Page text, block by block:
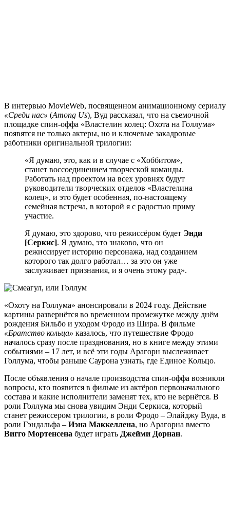
В интервью MovieWeb, посвященном анимационному сериалу
«Среди нас» (Among Us), Вуд рассказал, что на съемочной
площадке спин-оффа «Властелин колец: Охота на Голлума»
появятся не только актеры, но и ключевые закадровые
работники оригинальной трилогии:
«Я думаю, это, как и в случае с «Хоббитом»,
станет воссоединением творческой команды.
Работать над проектом на всех уровнях будут
руководители творческих отделов «Властелина
колец», и это будет особенная, по-настоящему
семейная встреча, в которой я с радостью приму
участие.
Я думаю, это здорово, что режиссёром будет Энди
[Серкис]. Я думаю, это знаково, что он
режиссирует историю персонажа, над созданием
которого так долго работал… за это он уже
заслуживает признания, и я очень этому рад».
«Охоту на Голлума» анонсировали в 2024 году. Действие
картины развернётся во временном промежутке между днём
рождения Бильбо и уходом Фродо из Шира. В фильме
«Братство кольца» казалось, что путешествие Фродо
началось сразу после празднования, но в книге между этими
событиями – 17 лет, и всё эти годы Арагорн выслеживает
Голлума, чтобы раньше Саурона узнать, где Единое Кольцо.
После объявления о начале производства спин-оффа возникли
вопросы, кто появится в фильме из актёров первоначального
состава и какие исполнители заменят тех, кто не вернётся. В
роли Голлума мы снова увидим Энди Серкиса, который
станет режиссером трилогии, в роли Фродо – Элайджу Вуда, в
роли Гэндальфа – Иэна Маккеллена, но Арагорна вместо
Вигго Мортенсена будет играть Джейми Дорнан.